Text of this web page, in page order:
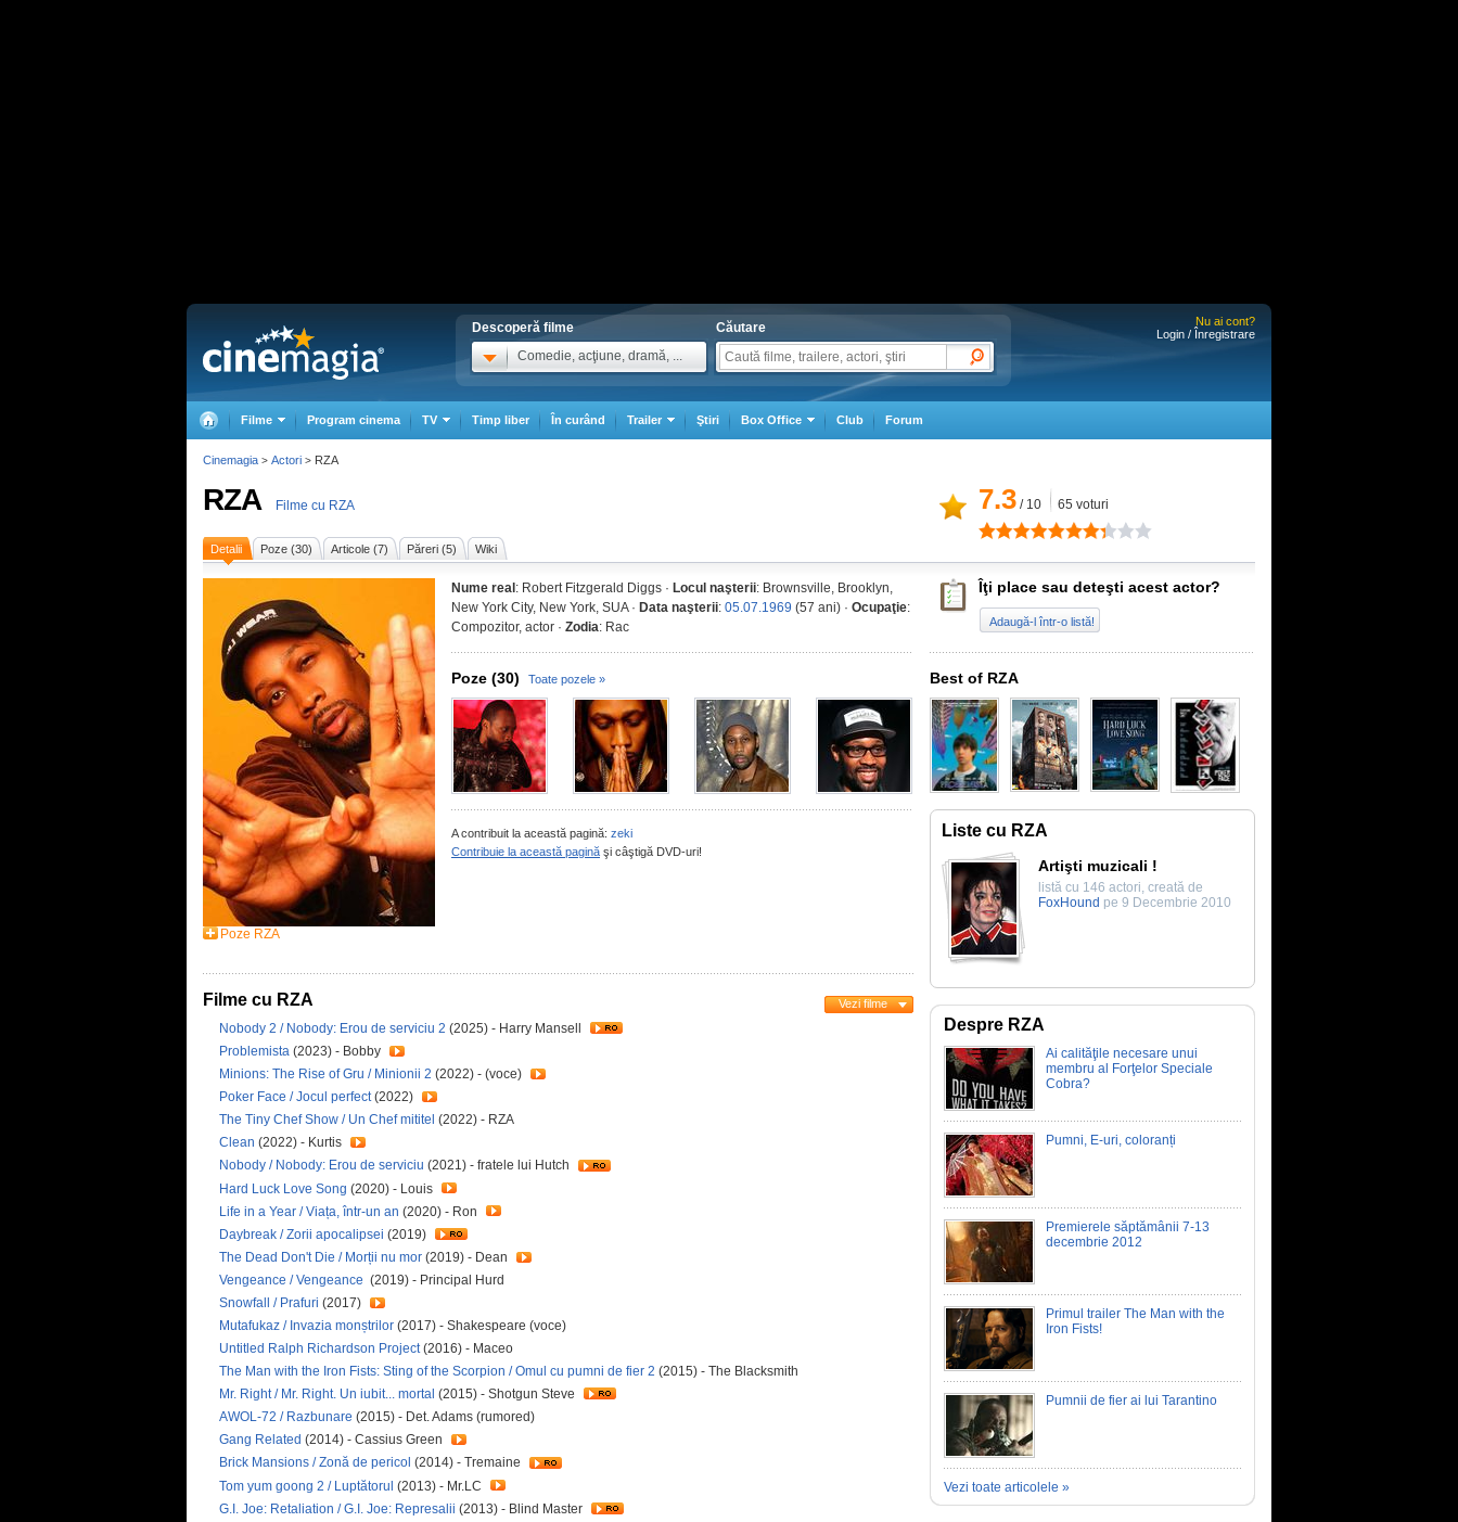
Descoperă filme
Comedie, acţiune, dramă, ...
Căutare
Nu ai cont?
Login / Înregistrare
Filme Program cinema TV Timp liber În curând Trailer Ştiri Box Office Club Forum
RZA Filme cu RZA 7.3 / 10 65 voturi
Detalii Poze (30) Articole (7) Păreri (5) Wiki
Poze RZA
Nume real : Robert Fitzgerald Diggs · Locul naşterii: Brownsville, Brooklyn,
New York City, New York, SUA · Data naşterii: 05.07.1969 (57 ani) · Ocupaţie:
Compozitor, actor · Zodia: Rac
Poze (30) Toate pozele »
A contribuit la această pagină: zeki
Contribuie la această pagină şi câştigă DVD-uri!
Filme cu RZA Vezi filme
Nobody 2 / Nobody: Erou de serviciu 2 (2025) - Harry Mansell
Problemista (2023) - Bobby
Minions: The Rise of Gru / Minionii 2 (2022) - (voce)
Poker Face / Jocul perfect(2022)
The Tiny Chef Show / Un Chef mititel (2022) - RZA
Clean (2022) - Kurtis
Nobody / Nobody: Erou de serviciu (2021) - fratele lui Hutch
Hard Luck Love Song (2020) - Louis
Life in a Year / Viața, într-un an (2020) - Ron
Daybreak / Zorii apocalipsei (2019)
The Dead Don't Die / Morții nu mor (2019) - Dean
Vengeance / Vengeance (2019) - Principal Hurd
Snowfall / Prafuri (2017)
Mutafukaz / Invazia monștrilor (2017) - Shakespeare (voce)
Untitled Ralph Richardson Project(2016) - Maceo
The Man with the Iron Fists: Sting of the Scorpion / Omul cu pumni de fier 2 (2015) - The Blacksmith
Mr. Right / Mr. Right. Un iubit... mortal (2015) - Shotgun Steve
AWOL-72 / Razbunare (2015) - Det. Adams (rumored)
Gang Related (2014) - Cassius Green
Brick Mansions / Zonă de pericol (2014) - Tremaine
Tom yum goong 2 / Luptătorul (2013) - Mr.LC
G.I. Joe: Retaliation / G.I. Joe: Represalii (2013) - Blind Master
Îţi place sau deteşti acest actor?
Adaugă-l într-o listă!
Best of RZA
Liste cu RZA
Artişti muzicali !
listă cu 146 actori, creată de
FoxHound pe 9 Decembrie 2010
Despre RZA
Ai calităţile necesare unui
membru al Forţelor Speciale
Cobra?
Pumni, E-uri, coloranți
Premierele săptămânii 7-13
decembrie 2012
Primul trailer The Man with the
Iron Fists!
Pumnii de fier ai lui Tarantino
Vezi toate articolele »
Cinemagia > Actori > RZA